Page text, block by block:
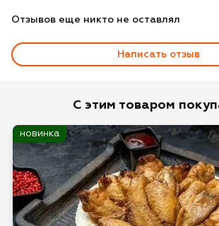
Отзывов еще никто не оставлял
Написать отзыв
Имя*
С этим товаром
новинка